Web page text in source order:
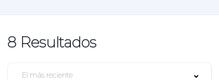
8 Resultados
El más reciente